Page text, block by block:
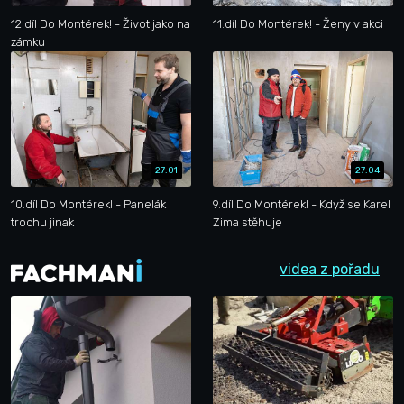
12.díl Do Montérek! - Život jako na
zámku
11.díl Do Montérek! - Ženy v akci
27:01
10.díl Do Montérek! - Panelák
trochu jinak
27:04
9.díl Do Montérek! - Když se Karel
Zima stěhuje
videa z pořadu